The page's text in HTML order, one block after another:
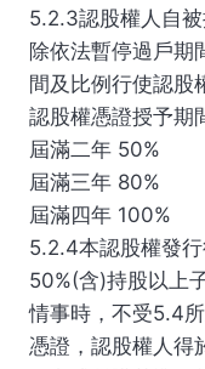
5.2.3認股權人自
除依法暫停過戶期
間及比例行使認股
認股權憑證授予期
屆滿二年 50%
屆滿三年 80%
屆滿四年 100%
5.2.4本認股權發
50%(含)持股以上
情事時，不受5.4
憑證，認股權人得